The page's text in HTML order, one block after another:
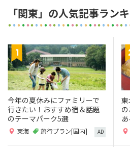
「関東」の人気記事ラン
今年の夏休みにファミリーで
行きたい！おすすめ宿＆話題
のテーマパーク5選
東海 旅行プラン[国内] AD
東